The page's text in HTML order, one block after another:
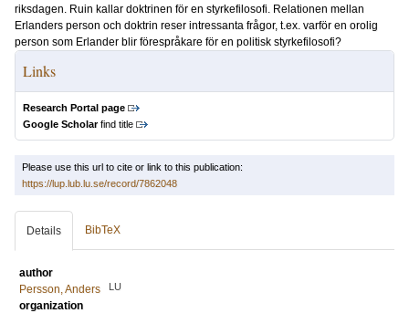
riksdagen. Ruin kallar doktrinen för en styrkefilosofi. Relationen mellan
Erlanders person och doktrin reser intressanta frågor, t.ex. varför en orolig
person som Erlander blir förespråkare för en politisk styrkefilosofi?
Links
Research Portal page
Google Scholarfind title
Please use this url to cite or link to this publication:
https://lup.lub.lu.se/record/7862048
Details BibTeX
author
Persson, Anders
LU
organization